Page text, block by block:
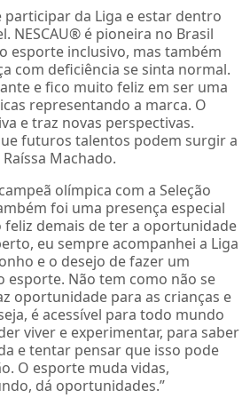
da Liga e estar dentro
NESCAU®️ é pioneira no Brasil
esporte inclusivo, mas também
com deficiência se sinta normal.
e fico muito feliz em ser uma
representando a marca. O
e traz novas perspectivas.
futuros talentos podem surgir a
Machado.
olímpica com a Seleção
foi uma presença especial
feliz demais de ter a oportunidade
eu sempre acompanhei a Liga
e o desejo de fazer um
esporte. Não tem como não se
oportunidade para as crianças e
é acessível para todo mundo
viver e experimentar, para saber
e tentar pensar que isso pode
O esporte muda vidas,
dá oportunidades.”